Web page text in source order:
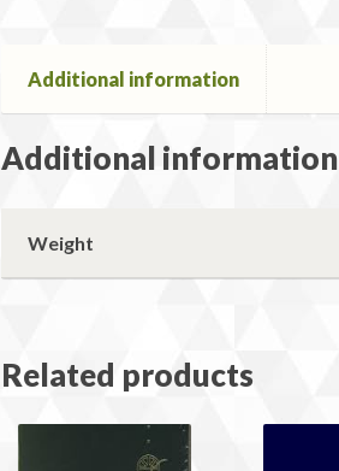
Additional information
Additional information
Weight
Related products